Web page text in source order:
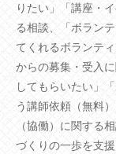
りたい」「講座・
る相談、「ボラン
てくれるボランテ
からの募集・受入
してもらいたい」
う講師依頼（無料
（協働）に関する
づくりの一歩を支援